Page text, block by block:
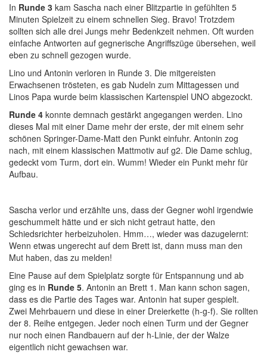
In Runde 3 kam Sascha nach einer Blitzpartie in gefühlten 5
Minuten Spielzeit zu einem schnellen Sieg. Bravo! Trotzdem
sollten sich alle drei Jungs mehr Bedenkzeit nehmen. Oft wurden
einfache Antworten auf gegnerische Angriffszüge übersehen, weil
eben zu schnell gezogen wurde.
Lino und Antonin verloren in Runde 3. Die mitgereisten
Erwachsenen trösteten, es gab Nudeln zum Mittagessen und
Linos Papa wurde beim klassischen Kartenspiel UNO abgezockt.
Runde 4 konnte demnach gestärkt angegangen werden. Lino
dieses Mal mit einer Dame mehr der erste, der mit einem sehr
schönen Springer-Dame-Matt den Punkt einfuhr. Antonin zog
nach, mit einem klassischen Mattmotiv auf g2. Die Dame schlug,
gedeckt vom Turm, dort ein. Wumm! Wieder ein Punkt mehr für
Aufbau.
Sascha verlor und erzählte uns, dass der Gegner wohl irgendwie
geschummelt hätte und er sich nicht getraut hatte, den
Schiedsrichter herbeizuholen. Hmm…, wieder was dazugelernt:
Wenn etwas ungerecht auf dem Brett ist, dann muss man den
Mut haben, das zu melden!
Eine Pause auf dem Spielplatz sorgte für Entspannung und ab
ging es in Runde 5. Antonin an Brett 1. Man kann schon sagen,
dass es die Partie des Tages war. Antonin hat super gespielt.
Zwei Mehrbauern und diese in einer Dreierkette (h-g-f). Sie rollten
der 8. Reihe entgegen. Jeder noch einen Turm und der Gegner
nur noch einen Randbauern auf der h-Linie, der der Walze
eigentlich nicht gewachsen war.